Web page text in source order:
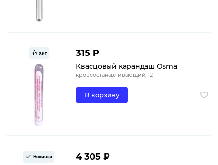
Хит 315 ₽
Квасцовый карандаш Osma
кровоостанавливающий, 12 г
В корзину
Новинка 4 305 ₽